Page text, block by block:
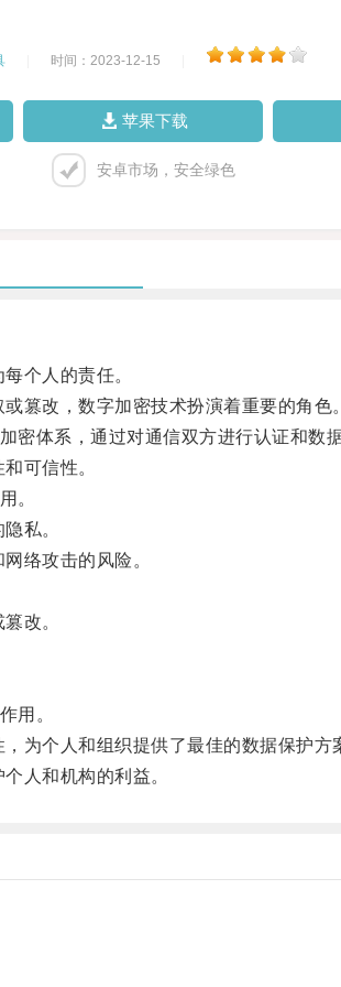
时间：2023-12-15
苹果下载
安卓市场，安全绿色
个人的责任。
改，数字加密技术扮演着重要的角色。
体系，通过对通信双方进行认证和数据
可信性。
。
私。
络攻击的风险。
改。
用。
个人和组织提供了最佳的数据保护方
人和机构的利益。